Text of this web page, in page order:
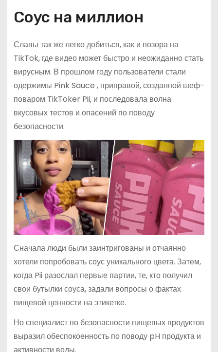
Соус на миллион
Славы так же легко добиться, как и позора на
TikTok, где видео может быстро и неожиданно стать
вирусным. В прошлом году пользователи стали
одержимы Pink Sauce , приправой, созданной шеф-
поваром TikToker Pii, и последовала волна
вкусовых тестов и опасений по поводу
безопасности.
Сначала люди были заинтригованы и отчаянно
хотели попробовать соус уникального цвета. Затем,
когда Pii разослал первые партии, те, кто получил
свои бутылки соуса, задали вопросы о фактах
пищевой ценности на этикетке.
Но специалист по безопасности пищевых продуктов
выразил обеспокоенность по поводу pH продукта и
активности воды.